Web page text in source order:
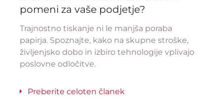
pomeni za vaše podjetje?
Trajnostno tiskanje ni le manjša poraba
papirja. Spoznajte, kako na skupne stroške,
življenjsko dobo in izbiro tehnologije vplivajo
poslovne odločitve.
Preberite celoten članek